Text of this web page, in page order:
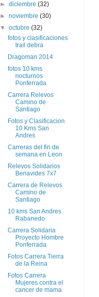
►diciembre(32)
►noviembre(30)
▼octubre(32)
fotos y clasificaciones
trail debra
Dragoman 2014
fotos 10 kms
nocturnos
Ponferrada
Carrera Relevos
Camino de
Santiago
Fotos y Clasificacion
10 Kms San
Andres
Carreras del fin de
semana en Leon
Relevos Solidarios
Benavides 7x7
Carrera de Relevos
Camino de
Santiago
10 kms San Andres
Rabanedo
Carrera Solidaria
Proyecto Hombre
Ponferrada
Fotos Carrera Tierra
de la Reina
Fotos Carrera
Mujeres contra el
cancer de mama